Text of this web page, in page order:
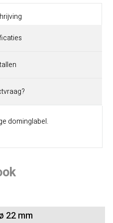
dominglabel.
22 mm